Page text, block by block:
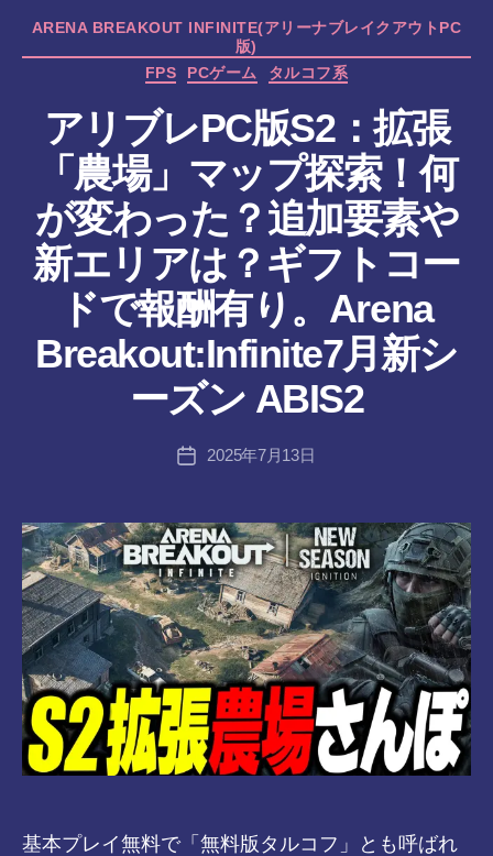
カ
テ
ゴ
ー
ARENA BREAKOUT INFINITE(アリーナブレイクアウトPC
版)
FPS
PCゲーム タルコフ系
アリブレPC版S2：拡張
「農場」マップ探索！何
が変わった？追加要素や
新エリアは？ギフトコー
ドで報酬有り。Arena
Breakout:Infinite7月新シ
ーズン ABIS2
投
稿
作
成
者
:
a
8-
vr
投
2025年7月13日
基本プレイ無料で「無料版タルコフ」とも呼ばれ